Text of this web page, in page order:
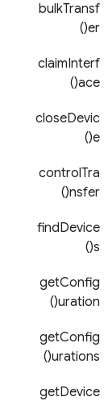
bulkTransf
er()
claimInterf
ace()
closeDevic
e()
controlTra
nsfer()
findDevice
s()
getConfig
uration()
getConfig
urations()
getDevice